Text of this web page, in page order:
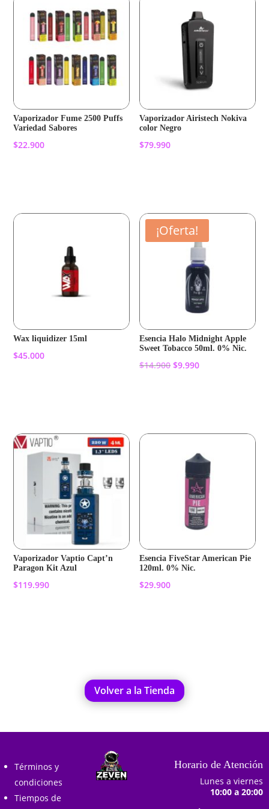
Vaporizador Fume 2500 Puffs
Variedad Sabores
$22.900
Vaporizador Airistech Nokiva
color Negro
$79.990
Wax liquidizer 15ml
$45.000
¡Oferta!
Esencia Halo Midnight Apple
Sweet Tobacco 50ml. 0% Nic.
$14.900 El
$9.990El
Vaporizador Vaptio Capt’n
Paragon Kit Azul
$119.990
Esencia FiveStar American Pie
120ml. 0% Nic.
$29.900
Volver a la Tienda
Términos y
condiciones
Tiempos de
Horario de Atención
Lunes a viernes
10:00 a 20:00